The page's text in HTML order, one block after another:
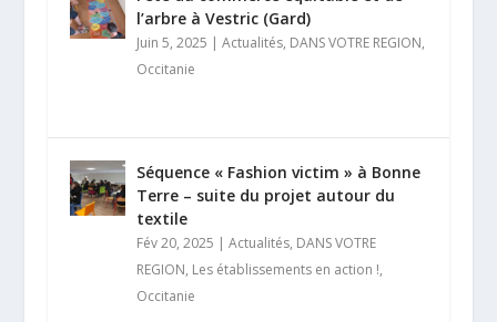
l’arbre à Vestric (Gard)
Juin 5, 2025 | Actualités, DANS VOTRE REGION,
Occitanie
Séquence « Fashion victim » à Bonne
Terre – suite du projet autour du
textile
Fév 20, 2025 | Actualités, DANS VOTRE
REGION, Les établissements en action !,
Occitanie